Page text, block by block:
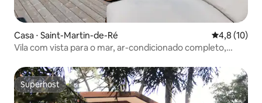
Casa ⋅ Saint-Martin-de-Ré 4,8 de uma
4,8 (10)
Vila com vista para o mar, ar-condicionado completo,
Superhost
Superhost